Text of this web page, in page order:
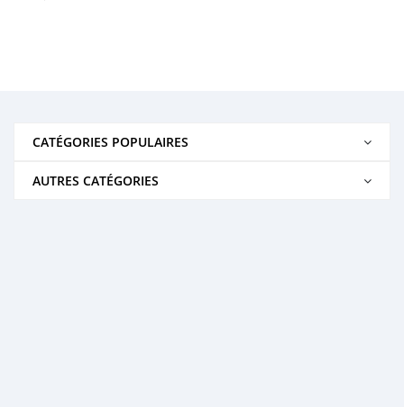
CATÉGORIES POPULAIRES
AUTRES CATÉGORIES